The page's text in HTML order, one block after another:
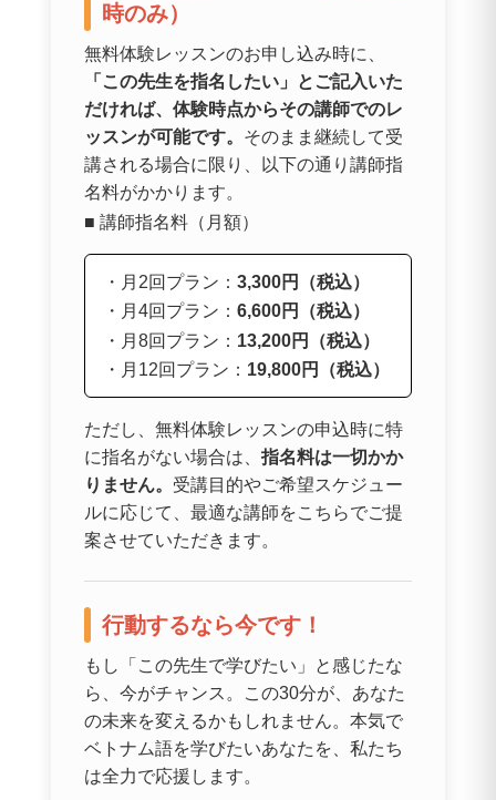
時のみ）
無料体験レッスンのお申し込み時に、
「この先生を指名したい」とご記入いた
だければ、体験時点からその講師でのレ
ッスンが可能です。 そのまま継続して受
講される場合に限り、以下の通り講師指
名料がかかります。
■ 講師指名料（月額）
・月2回プラン： 3,300円（税込）
・月4回プラン： 6,600円（税込）
・月8回プラン： 13,200円（税込）
・月12回プラン： 19,800円（税込）
ただし、無料体験レッスンの申込時に特
に指名がない場合は、 指名料は一切かか
りません。 受講目的やご希望スケジュー
ルに応じて、最適な講師をこちらでご提
案させていただきます。
行動するなら今です！
もし「この先生で学びたい」と感じたな
ら、今がチャンス。この30分が、あなた
の未来を変えるかもしれません。本気で
ベトナム語を学びたいあなたを、私たち
は全力で応援します。